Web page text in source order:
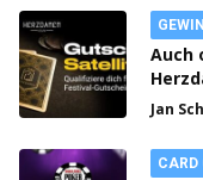
Auch
Jan
CARD